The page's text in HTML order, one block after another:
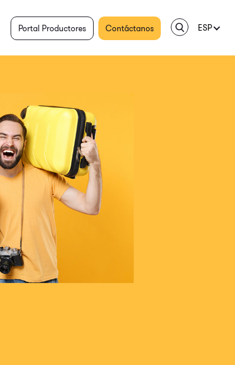
Portal Productores Contáctanos ESP